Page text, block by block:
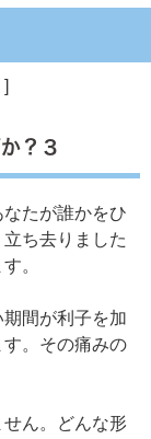
]
？３
たが誰かをひ
ち去りました
。
間が利子を加
。その痛みの
ん。どんな形